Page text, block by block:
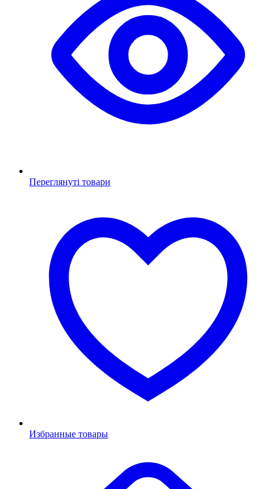
Переглянуті товари
Избранные товары